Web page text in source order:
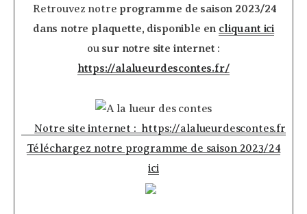
­ Retrouvez notre programme de saison 2023/24
dans notre plaquette, disponible en cliquant ici
ou sur notre site internet :
https://alalueurdescontes.fr/
Notre site internet : https://alalueurdescontes.fr
Téléchargez notre programme de saison 2023/24
ici